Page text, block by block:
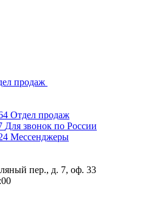
продаж
Отдел продаж
Для звонок по России
Мессенджеры
пер., д. 7, оф. 33